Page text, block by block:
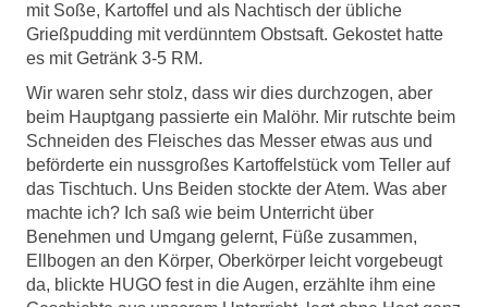
mit Soße, Kartoffel und als Nachtisch der übliche
Grießpudding mit verdünntem Obstsaft. Gekostet hatte
es mit Getränk 3-5 RM.
Wir waren sehr stolz, dass wir dies durchzogen, aber
beim Hauptgang passierte ein Malöhr. Mir rutschte beim
Schneiden des Fleisches das Messer etwas aus und
beförderte ein nussgroßes Kartoffelstück vom Teller auf
das Tischtuch. Uns Beiden stockte der Atem. Was aber
machte ich? Ich saß wie beim Unterricht über
Benehmen und Umgang gelernt, Füße zusammen,
Ellbogen an den Körper, Oberkörper leicht vorgebeugt
da, blickte HUGO fest in die Augen, erzählte ihm eine